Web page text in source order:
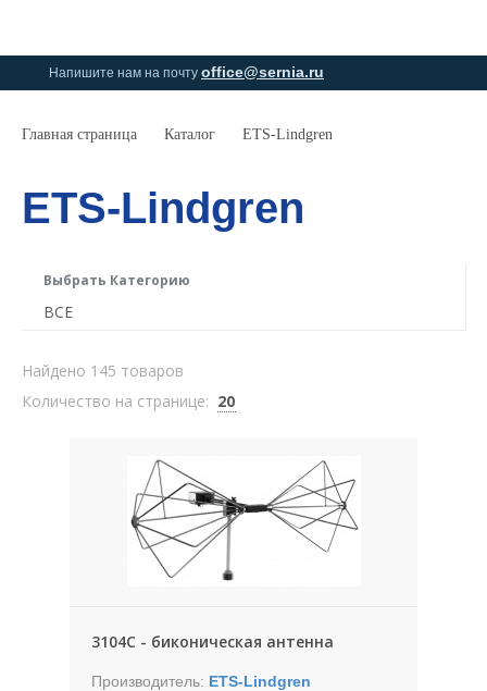
Напишите нам на почту office@sernia.ru
Главная страница Каталог ETS-Lindgren
ETS-Lindgren
Выбрать Категорию
ВСЕ
Найдено 145 товаров
Количество на странице: 20
3104С - биконическая антенна
Производитель: ETS-Lindgren